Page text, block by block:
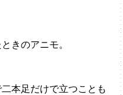
きのアニモ。
本足だけで立つことも